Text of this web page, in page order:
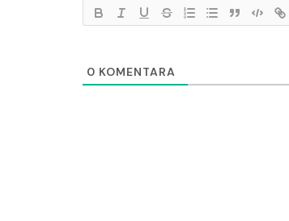
0 KOMENTARA